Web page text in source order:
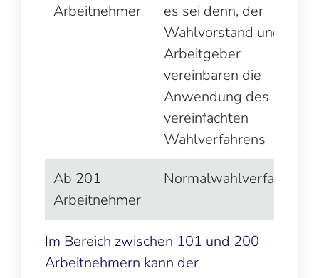
Arbeitnehmer
es sei denn, der
Wahlvorstand und
Arbeitgeber
vereinbaren die
Anwendung des
vereinfachten
Wahlverfahrens
Ab 201
Arbeitnehmer
Normalwahlverfahren
Im Bereich zwischen 101 und 200
Arbeitnehmern kann der